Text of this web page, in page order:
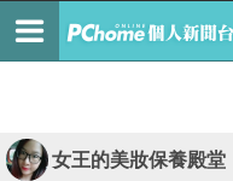
女王的美妝保養殿堂